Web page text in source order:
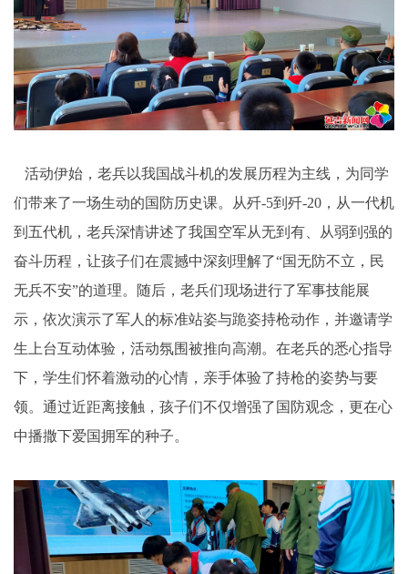
活动伊始，老兵以我国战斗机的发展历程为主线，为同学
们带来了一场生动的国防历史课。从歼-5到歼-20，从一代机
到五代机，老兵深情讲述了我国空军从无到有、从弱到强的
奋斗历程，让孩子们在震撼中深刻理解了“国无防不立，民
无兵不安”的道理。随后，老兵们现场进行了军事技能展
示，依次演示了军人的标准站姿与跪姿持枪动作，并邀请学
生上台互动体验，活动氛围被推向高潮。在老兵的悉心指导
下，学生们怀着激动的心情，亲手体验了持枪的姿势与要
领。通过近距离接触，孩子们不仅增强了国防观念，更在心
中播撒下爱国拥军的种子。